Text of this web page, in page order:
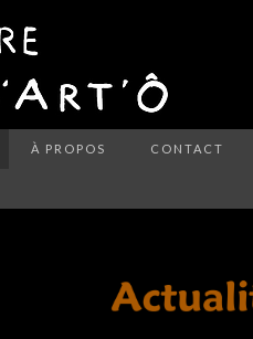
À PROPOS CONTACT